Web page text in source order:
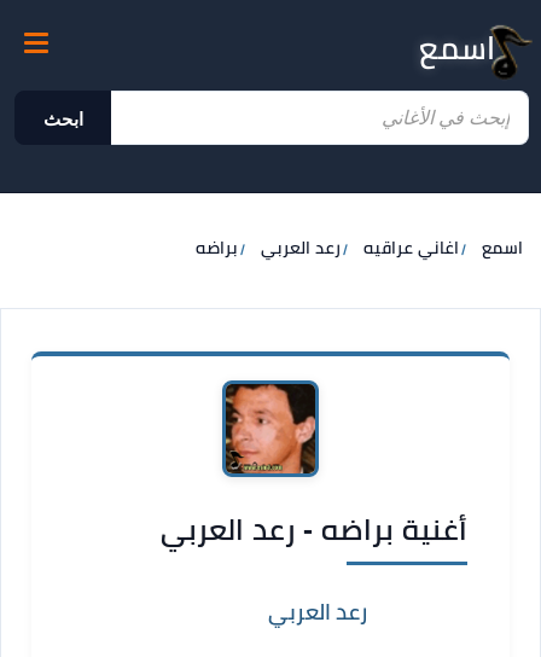
اسمع
ابحث
اسمع اغاني عراقيه رعد العربي براضه
أغنية براضه - رعد العربي
رعد العربي